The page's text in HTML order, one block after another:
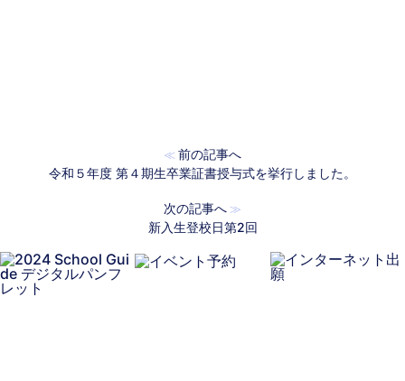
≪ 前の記事へ
令和５年度 第４期生卒業証書授与式を挙行しました。
次の記事へ ≫
新入生登校日第2回